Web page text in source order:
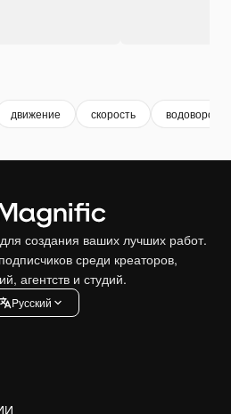
движение скорость водоворот
создания ваших лучших работ.
среди креаторов,
агентств и студий.
Pусский